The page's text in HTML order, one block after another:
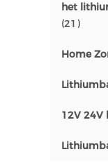
het
(21)
Home
12V